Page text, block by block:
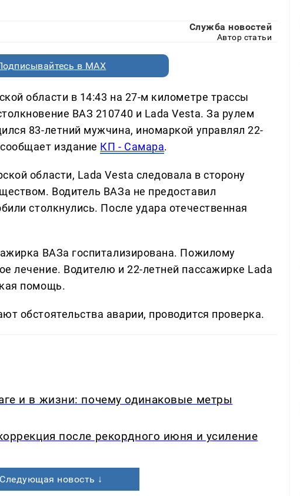
Служба новостей
Автор статьи
в MAX
области в 14:43 на 27-м километре трассы
ВАЗ 210740 и Lada Vesta. За рулем
83-летний мужчина, иномаркой управлял 22-
издание КП - Самара.
области, Lada Vesta следовала в сторону
Водитель ВАЗа не предоставил
столкнулись. После удара отечественная
ВАЗа госпитализирована. Пожилому
лечение. Водителю и 22-летней пассажирке Lada
помощь.
обстоятельства аварии, проводится проверка.
и в жизни: почему одинаковые метры
после рекордного июня и усиление
Следующая новость ↓